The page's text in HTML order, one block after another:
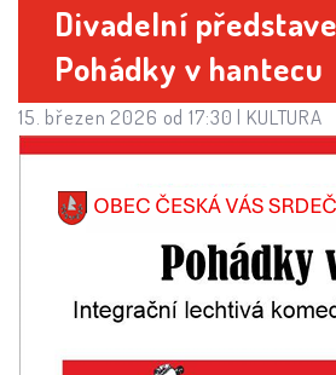
Divadelní
Pohádky v hantecu
15. březen 2026 od 17:30 | KULTURA